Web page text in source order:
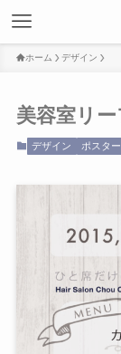
ホーム デザイン
美容室リ
デザイン ポスター